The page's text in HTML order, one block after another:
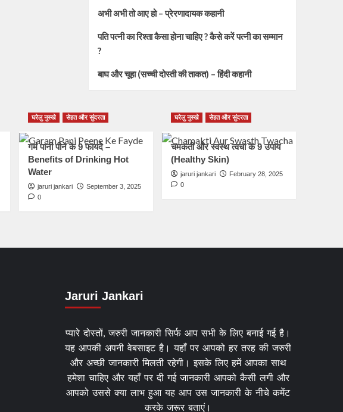
अभी अभी तो आए हो – प्रेरणादायक कहानी
पति पत्नी का रिश्ता कैसा होना चाहिए ? कैसे करें पत्नी का सम्मान
?
बाघ और चूहा (सच्ची दोस्ती की ताकत) – हिंदी कहानी
घरेलु नुस्खे सेहत और सुंदरता
गर्म पानी पीने के 9 फायदे –
Benefits of Drinking Hot
Water
jaruri jankari
September 3, 2025
0
घरेलु नुस्खे सेहत और सुंदरता
चमकती और स्वस्थ त्वचा के 9 उपाय
(Healthy Skin)
jaruri jankari
February 28, 2025
0
Jaruri Jankari
प्यारे दोस्तों, जरुरी जानकारी सिर्फ आप सभी के लिए बनाई गई है।
यह आपकी अपनी वेबसाइट है। यहाँ पर आपको हर तरह की जरुरी
और अच्छी जानकारी मिलती रहेगी। इसके लिए हमें आपका साथ
हमेशा चाहिए और यहाँ पर दी गई जानकारी आपको कैसी लगी और
आपको उससे क्या लाभ हुआ यह आप उस जानकारी के नीचे कमेंट
करके जरूर बताएं।